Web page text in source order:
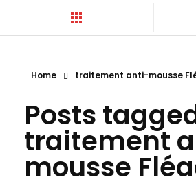
Home traitement anti-mousse
Posts
traitement
mousse